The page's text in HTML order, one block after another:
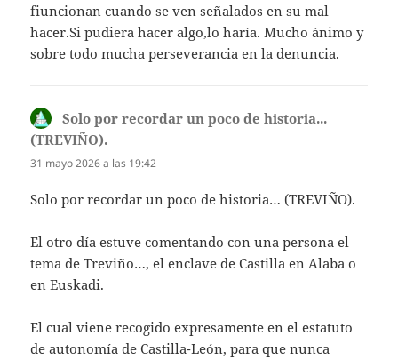
fiuncionan cuando se ven señalados en su mal
hacer.Si pudiera hacer algo,lo haría. Mucho ánimo y
sobre todo mucha perseverancia en la denuncia.
Solo por recordar un poco de historia...
(TREVIÑO).
31 mayo 2026 a las 19:42
Solo por recordar un poco de historia… (TREVIÑO).
El otro día estuve comentando con una persona el
tema de Treviño…, el enclave de Castilla en Alaba o
en Euskadi.
El cual viene recogido expresamente en el estatuto
de autonomía de Castilla-León, para que nunca